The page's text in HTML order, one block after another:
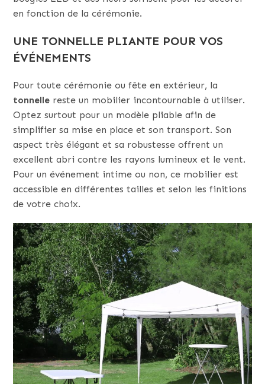
en fonction de la cérémonie.
UNE TONNELLE PLIANTE POUR VOS
ÉVÉNEMENTS
Pour toute cérémonie ou fête en extérieur, la
tonnelle reste un mobilier incontournable à utiliser.
Optez surtout pour un modèle pliable afin de
simplifier sa mise en place et son transport. Son
aspect très élégant et sa robustesse offrent un
excellent abri contre les rayons lumineux et le vent.
Pour un événement intime ou non, ce mobilier est
accessible en différentes tailles et selon les finitions
de votre choix.